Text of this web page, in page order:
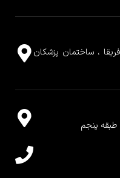
، ساختمان پزشکان
طبقه پنجم